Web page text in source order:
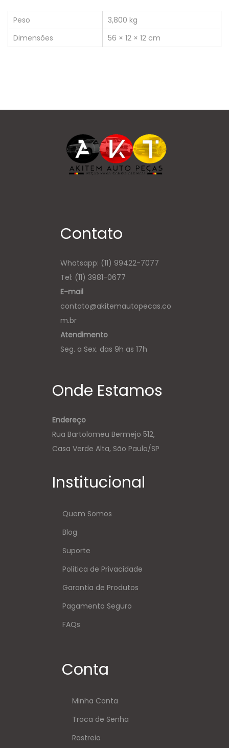
Peso
3,800 kg
Dimensões
56 × 12 × 12 cm
Contato
Whatsapp: (11) 99422-7077
Tel: (11) 3981-0677
E-mail
contato@akitemautopecas.co
m.br
Atendimento
Seg. a Sex. das 9h as 17h
Onde Estamos
Endereço
Rua Bartolomeu Bermejo 512,
Casa Verde Alta, São Paulo/SP
Institucional
Quem Somos
Blog
Suporte
Politica de Privacidade
Garantia de Produtos
Pagamento Seguro
FAQs
Conta
Minha Conta
Troca de Senha
Rastreio